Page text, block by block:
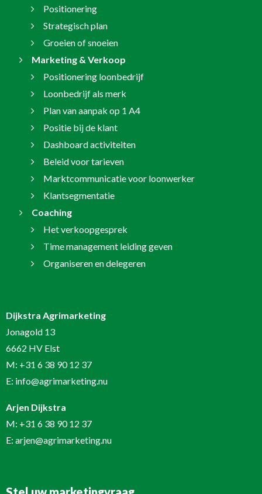
Positionering
Strategisch plan
Groeien of snoeien
Marketing & Verkoop
Positionering loonbedrijf
Loonbedrijf als merk
Plan van aanpak op 1 A4
Positie bij de klant
Dashboard activiteiten
Beleid voor tarieven
Marktcommunicatie voor loonwerker
Klantsegmentatie
Coaching
Het verkoopgesprek
Time management leiding geven
Organiseren en delegeren
Dijkstra Agrimarketing
Jonagold 13
6662 HV Elst
M: +31 6 38 90 12 37
E: info@agrimarketing.nu
Arjen Dijkstra
M: +31 6 38 90 12 37
E: arjen@agrimarketing.nu